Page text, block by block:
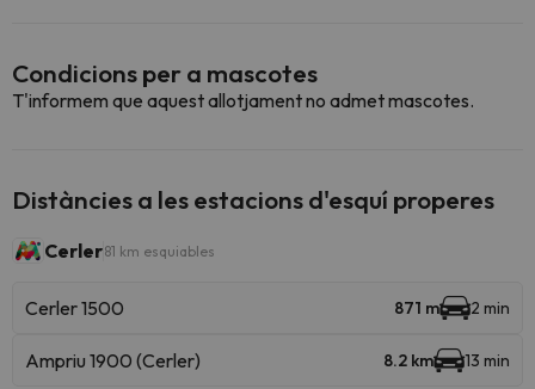
Condicions per a mascotes
T'informem que aquest allotjament no admet mascotes.
Distàncies a les estacions d'esquí properes
Cerler81 km esquiables
Cerler 1500 871 m 2 min
Ampriu 1900 (Cerler) 8.2 km 13 min